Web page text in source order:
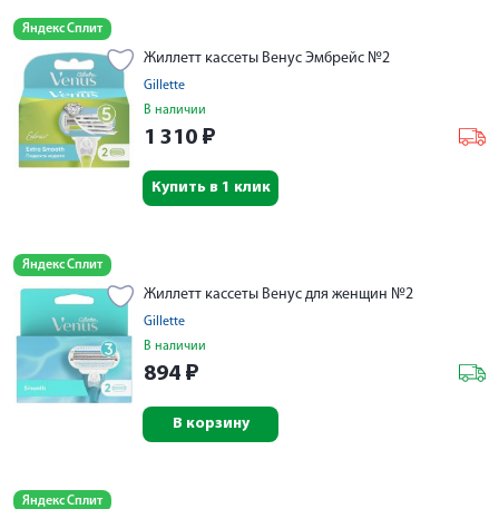
Яндекс Сплит
Жиллетт кассеты Венус Эмбрейс №2
Gillette
В наличии
1 310 ₽
Купить в 1 клик
Яндекс Сплит
Жиллетт кассеты Венус для женщин №2
Gillette
В наличии
894 ₽
В корзину
Яндекс Сплит